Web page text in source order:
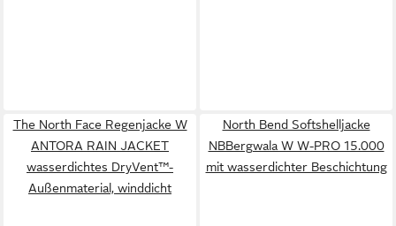
The North Face Regenjacke W
ANTORA RAIN JACKET
wasserdichtes DryVent™-
Außenmaterial, winddicht
North Bend Softshelljacke
NBBergwala W W-PRO 15.000
mit wasserdichter Beschichtung